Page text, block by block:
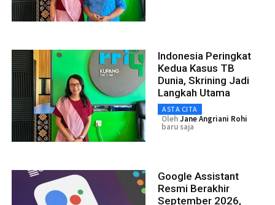
Indonesia Peringkat
Kedua Kasus TB
Dunia, Skrining Jadi
Langkah Utama
ASTA CITA
OlehJane Angriani Rohi
baru saja
Google Assistant
Resmi Berakhir
September 2026,